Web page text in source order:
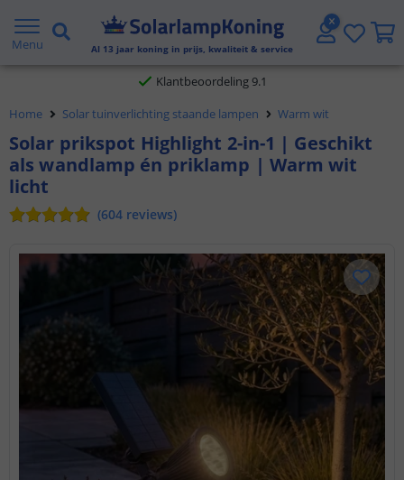
Menu Al 13 jaar koning in prijs, kwaliteit & service
Gratis verzending vanaf € 20,- NL en BE
Klantbeoordeling 9.1
Voor 23:45 uur besteld,morgen in huis
Home Solar tuinverlichting staande lampen Warm wit
Solar prikspot Highlight 2-in-1 | Geschikt
als wandlamp én priklamp | Warm wit
licht
(604 reviews)